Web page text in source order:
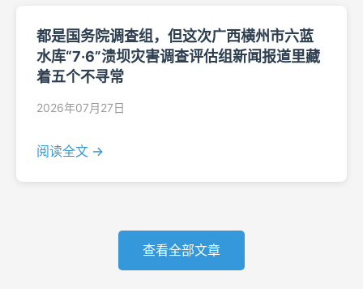
都是国务院调查组，但这次广西横州市六蓝
水库“7·6”溃坝灾害调查评估组新闻报道里藏
着五个不寻常
2026年07月27日
阅读全文 →
查看全部文章